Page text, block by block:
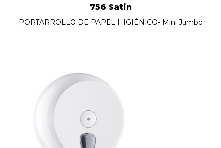
756 Satin
PORTARROLLO DE PAPEL HIGIÉNICO- Mini Jumbo